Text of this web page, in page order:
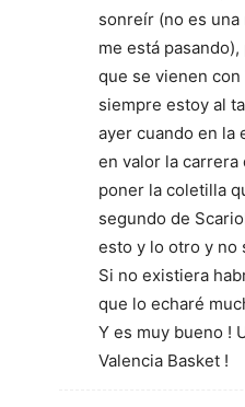
sonreír (no es una
me está
que se vienen
siempre estoy al
ayer cuando en la
en valor la carrera
poner la coletilla
segundo de
esto y lo otro y no
Si no existiera
que lo echaré
Y es muy bueno !
Valencia Basket !